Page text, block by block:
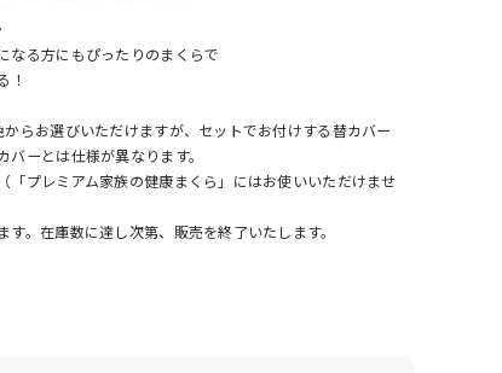
なる方にもぴったりのまくらで
！
らお選びいただけますが、セットでお付けする替カバー
ーとは仕様が異なります。
プレミアム家族の健康まくら」にはお使いいただけませ
。在庫数に達し次第、販売を終了いたします。